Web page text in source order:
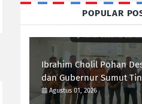
POPULAR
Ibrahim Cholil Pohan
dan Gubernur Sumut
Galian C Ilegal di
Agustus 01, 2026